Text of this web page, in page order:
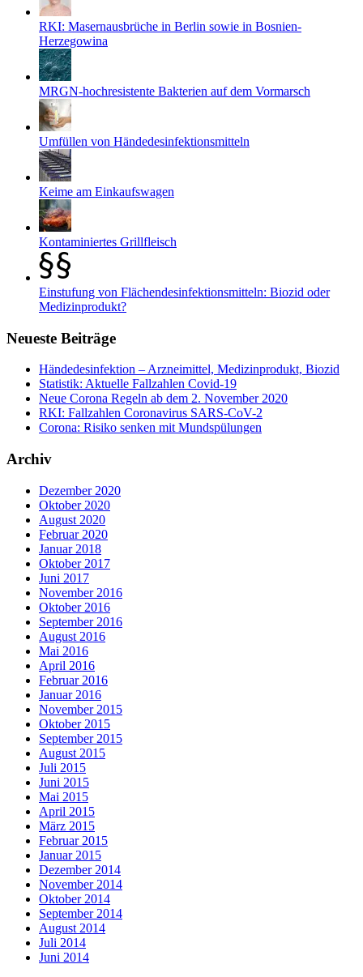
RKI: Masernausbrüche in Berlin sowie in Bosnien-
Herzegowina
MRGN-hochresistente Bakterien auf dem Vormarsch
Umfüllen von Händedesinfektionsmitteln
Keime am Einkaufswagen
Kontaminiertes Grillfleisch
Einstufung von Flächendesinfektionsmitteln: Biozid oder
Medizinprodukt?
Neueste Beiträge
Händedesinfektion – Arzneimittel, Medizinprodukt, Biozid
Statistik: Aktuelle Fallzahlen Covid-19
Neue Corona Regeln ab dem 2. November 2020
RKI: Fallzahlen Coronavirus SARS-CoV-2
Corona: Risiko senken mit Mundspülungen
Archiv
Dezember 2020
Oktober 2020
August 2020
Februar 2020
Januar 2018
Oktober 2017
Juni 2017
November 2016
Oktober 2016
September 2016
August 2016
Mai 2016
April 2016
Februar 2016
Januar 2016
November 2015
Oktober 2015
September 2015
August 2015
Juli 2015
Juni 2015
Mai 2015
April 2015
März 2015
Februar 2015
Januar 2015
Dezember 2014
November 2014
Oktober 2014
September 2014
August 2014
Juli 2014
Juni 2014